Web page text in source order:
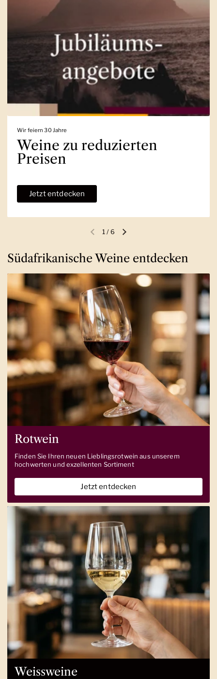
Wir feiern 30 Jahre
Weine zu reduzierten
Preisen
Jetzt entdecken
Vorherige FolieNächste Folie
1 /6
Südafrikanische Weine entdecken
Rotwein
Finden Sie Ihren neuen Lieblingsrotwein aus unserem
hochwerten und exzellenten Sortiment
Jetzt entdecken
Weissweine